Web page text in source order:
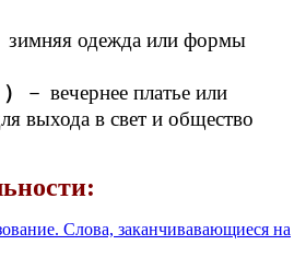
зимняя одежда или формы
－ вечернее платье или
выхода в свет и общество